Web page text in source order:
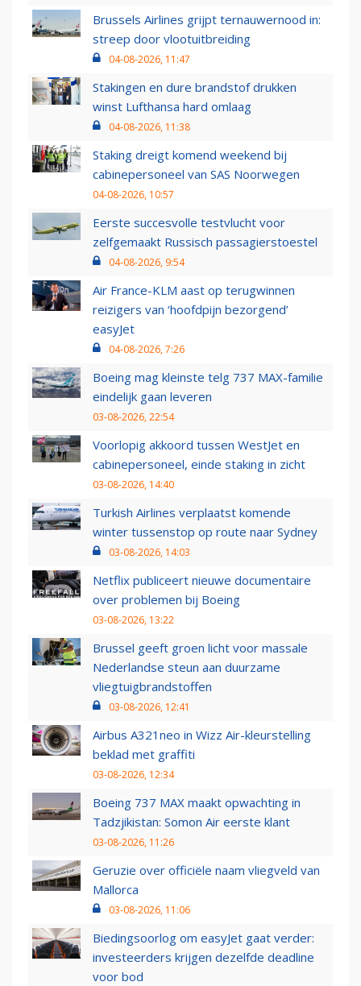
Brussels Airlines grijpt ternauwernood in:
streep door vlootuitbreiding
04-08-2026, 11:47
Stakingen en dure brandstof drukken
winst Lufthansa hard omlaag
04-08-2026, 11:38
Staking dreigt komend weekend bij
cabinepersoneel van SAS Noorwegen
04-08-2026, 10:57
Eerste succesvolle testvlucht voor
zelfgemaakt Russisch passagierstoestel
04-08-2026, 9:54
Air France-KLM aast op terugwinnen
reizigers van ‘hoofdpijn bezorgend’
easyJet
04-08-2026, 7:26
Boeing mag kleinste telg 737 MAX-familie
eindelijk gaan leveren
03-08-2026, 22:54
Voorlopig akkoord tussen WestJet en
cabinepersoneel, einde staking in zicht
03-08-2026, 14:40
Turkish Airlines verplaatst komende
winter tussenstop op route naar Sydney
03-08-2026, 14:03
Netflix publiceert nieuwe documentaire
over problemen bij Boeing
03-08-2026, 13:22
Brussel geeft groen licht voor massale
Nederlandse steun aan duurzame
vliegtuigbrandstoffen
03-08-2026, 12:41
Airbus A321neo in Wizz Air-kleurstelling
beklad met graffiti
03-08-2026, 12:34
Boeing 737 MAX maakt opwachting in
Tadzjikistan: Somon Air eerste klant
03-08-2026, 11:26
Geruzie over officiële naam vliegveld van
Mallorca
03-08-2026, 11:06
Biedingsoorlog om easyJet gaat verder:
investeerders krijgen dezelfde deadline
voor bod